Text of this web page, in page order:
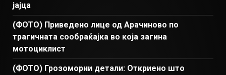
јајца
(ФОТО) Приведено лице од Арачиново по
трагичната сообраќајка во која загина
мотоциклист
(ФОТО) Грозоморни детали: Откриено што